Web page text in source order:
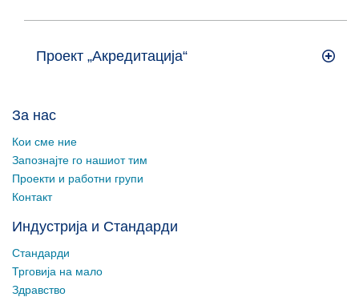
Проект „Акредитација“
За нас
Кои сме ние
Запознајте го нашиот тим
Проекти и работни групи
Контакт
Индустрија и Стандарди
Стандарди
Трговија на мало
Здравство